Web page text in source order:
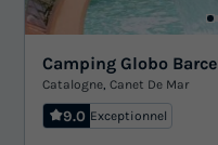
Camping Globo
Catalogne, Canet De Mar
9.0 Exceptionnel